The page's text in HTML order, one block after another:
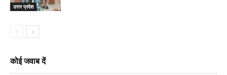
उत्तर प्रदेश
कोई जवाब दें